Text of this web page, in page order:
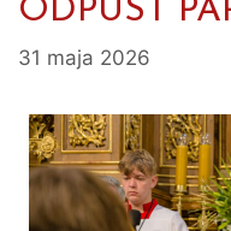
ODPUST
31 maja 2026